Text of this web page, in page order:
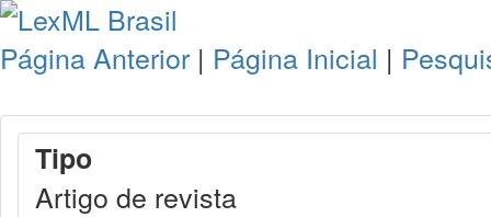
Página Anterior | Página Inicial |
Tipo
Artigo de revista